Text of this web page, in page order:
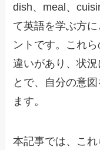
dish、meal、
て英語を学ぶ方
ントです。これ
違いがあり、状
とで、自分の意
ます。
本記事では、こ